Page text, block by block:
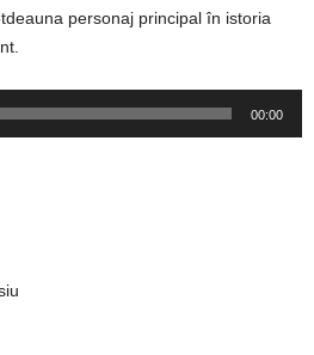
personaj principal în istoria
00:00